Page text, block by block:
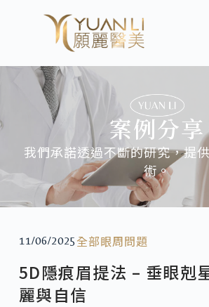
案例分享
我們承諾透過不斷的研究，提
術。
11/06/2025 全部眼周問題
5D隱痕眉提法 – 垂眼剋
麗與自信